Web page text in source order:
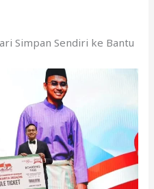
Simpan Sendiri ke Bantu